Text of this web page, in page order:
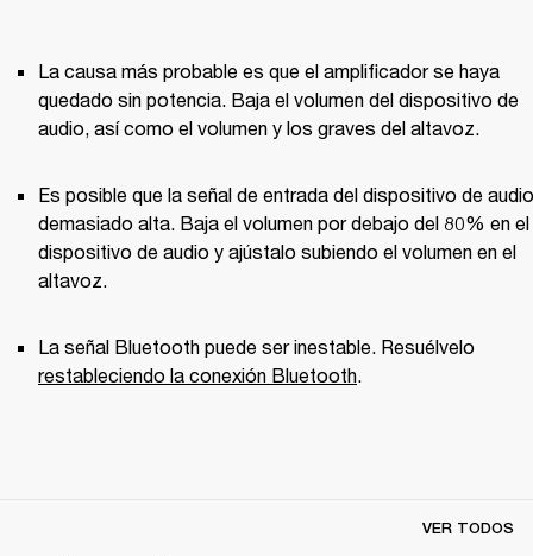
La causa más probable es que el amplificador se haya
quedado sin potencia. Baja el volumen del dispositivo de
audio, así como el volumen y los graves del altavoz.
Es posible que la señal de entrada del dispositivo de
demasiado alta. Baja el volumen por debajo del 80% en el
dispositivo de audio y ajústalo subiendo el volumen en el
altavoz.
restableciendo la conexión Bluetooth.
VER TODOS